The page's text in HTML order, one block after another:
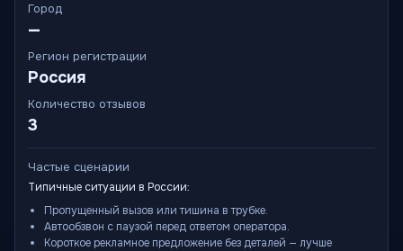
Город
—
Регион регистрации
Россия
Количество отзывов
3
Частые сценарии
Типичные ситуации в России:
Пропущенный вызов или тишина в трубке.
Автообзвон с паузой перед ответом оператора.
Короткое рекламное предложение без деталей — лучше